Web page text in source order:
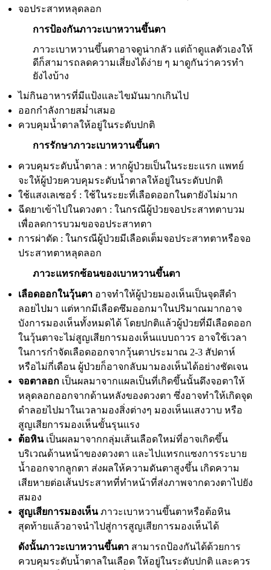
จอประสาทหลุดลอก
การป้องกันภาวะเบาหวานขึ้นตา
ภาวะเบาหวานขึ้นตาอาจดูน่ากลัว แต่ถ้าดูแลตัวเองให้
ดีก็สามารถลดความเสี่ยงได้ง่าย ๆ มาดูกันว่าควรทำ
ยังไงบ้าง
ไม่กินอาหารที่มีแป้งและไขมันมากเกินไป
ออกกำลังกายสม่ำเสมอ
ควบคุมน้ำตาลให้อยู่ในระดับปกติ
การรักษาภาวะเบาหวานขึ้นตา
ควบคุมระดับน้ำตาล : หากผู้ป่วยเป็นในระยะแรก แพทย์
จะให้ผู้ป่วยควบคุมระดับน้ำตาลให้อยู่ในระดับปกติ
ใช้แสงเลเซอร์ : ใช้ในระยะที่เลือดออกในตายังไม่มาก
ฉีดยาเข้าไปในดวงตา : ในกรณีผู้ป่วยจอประสาทตาบวม
เพื่อลดการบวมขอจอประสาทตา
การผ่าตัด : ในกรณีผู้ป่วยมีเลือดเต็มจอประสาทตาหรือจอ
ประสาทตาหลุดลอก
ภาวะแทรกซ้อนของเบาหวานขึ้นตา
เลือดออกในวุ้นตา อาจทำให้ผู้ป่วยมองเห็นเป็นจุดสีดำ
ลอยไปมา แต่หากมีเลือดซึมออกมาในปริมาณมากอาจ
บังการมองเห็นทั้งหมดได้ โดยปกติแล้วผู้ป่วยที่มีเลือดออก
ในวุ้นตาจะไม่สูญเสียการมองเห็นแบบถาวร อาจใช้เวลา
ในการกำจัดเลือดออกจากวุ้นตาประมาณ 2-3 สัปดาห์
หรือไม่กี่เดือน ผู้ป่วยก็อาจกลับมามองเห็นได้อย่างชัดเจน
จอตาลอก เป็นผลมาจากแผลเป็นที่เกิดขึ้นนั้นดึงจอตาให้
หลุดลอกออกจากด้านหลังของดวงตา ซึ่งอาจทำให้เกิดจุด
ดำลอยไปมาในเวลามองสิ่งต่างๆ มองเห็นแสงวาบ หรือ
สูญเสียการมองเห็นขั้นรุนแรง
ต้อหิน เป็นผลมาจากกลุ่มเส้นเลือดใหม่ที่อาจเกิดขึ้น
บริเวณด้านหน้าของดวงตา และไปแทรกแซงการระบาย
น้ำออกจากลูกตา ส่งผลให้ความดันตาสูงขึ้น เกิดความ
เสียหายต่อเส้นประสาทที่ทำหน้าที่ส่งภาพจากดวงตาไปยัง
สมอง
สูญเสียการมองเห็น ภาวะเบาหวานขึ้นตาหรือต้อหิน
สุดท้ายแล้วอาจนำไปสู่การสูญเสียการมองเห็นได้
ดังนั้นภาวะเบาหวานขึ้นตา สามารถป้องกันได้ด้วยการ
ควบคุมระดับน้ำตาลในเลือด ให้อยู่ในระดับปกติ และควร